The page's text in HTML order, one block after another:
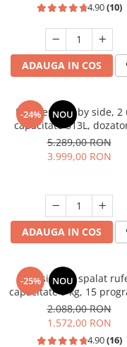
Suflante Frunze
Unelte Gradinarit
Ventilatoare & Sisteme
Aparate de aer
Zootehnie
Foarfeci tuns oi
Incubatoare oua
4.90(10)
ADAUGA IN COS
-24% NOU
Frigider side by side, 2
capacitate 513L,
apa si gheata, FULL NO
FROST, afisaj LCD, dual
inverter,Samus SSX-
5.289,00 RON
3.999,00 RON
ADAUGA IN COS
-25% NOU
Masina de spalat
capacitate 9 kg, 15
1400 Rpm, clasa A,
motor Inverter, Samus
9144
2.088,00 RON
1.572,00 RON
4.90(16)